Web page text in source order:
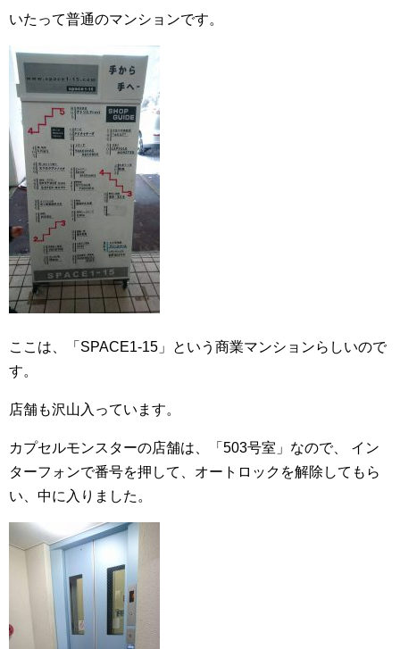
いたって普通のマンションです。
ここは、「SPACE1-15」という商業マンションらしいので
す。
店舗も沢山入っています。
カプセルモンスターの店舗は、「503号室」なので、
イン
ターフォンで番号を押して、オートロックを解除してもら
い、中に入りました。